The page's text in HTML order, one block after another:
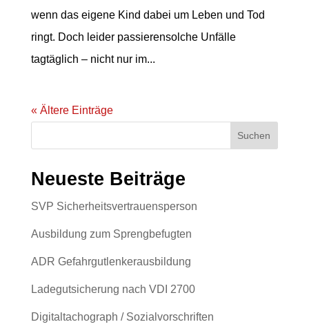
wenn das eigene Kind dabei um Leben und Tod
ringt. Doch leider passierensolche Unfälle
tagtäglich – nicht nur im...
« Ältere Einträge
Suchen
Neueste Beiträge
SVP Sicherheitsvertrauensperson
Ausbildung zum Sprengbefugten
ADR Gefahrgutlenkerausbildung
Ladegutsicherung nach VDI 2700
Digitaltachograph / Sozialvorschriften